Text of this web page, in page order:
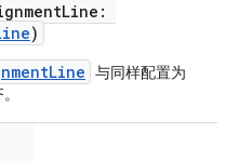
)
与同样配置为